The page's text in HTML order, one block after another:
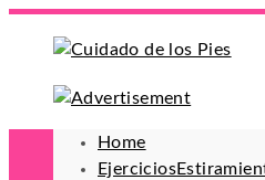
Home
Ejercicios